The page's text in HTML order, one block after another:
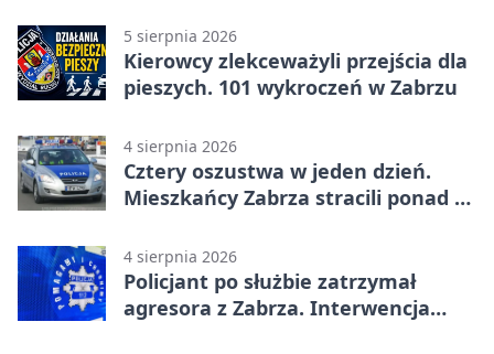
5 sierpnia 2026
Kierowcy zlekceważyli przejścia dla
pieszych. 101 wykroczeń w Zabrzu
4 sierpnia 2026
Cztery oszustwa w jeden dzień.
Mieszkańcy Zabrza stracili ponad 6
4 sierpnia 2026
Policjant po służbie zatrzymał
agresora z Zabrza. Interwencja